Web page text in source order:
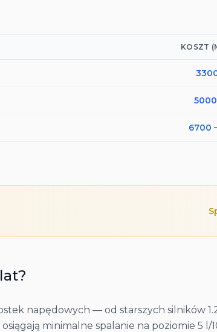
KOSZT
5000
6700
napędowych — od starszych silników 1.2
minimalne spalanie na poziomie 5 l/